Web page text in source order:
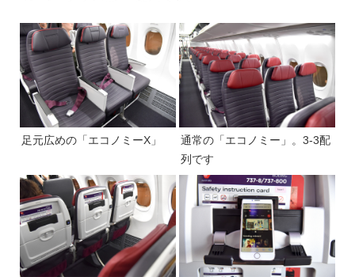
足元広めの「エコノミーX」
通常の「エコノミー」。3-3配
列です